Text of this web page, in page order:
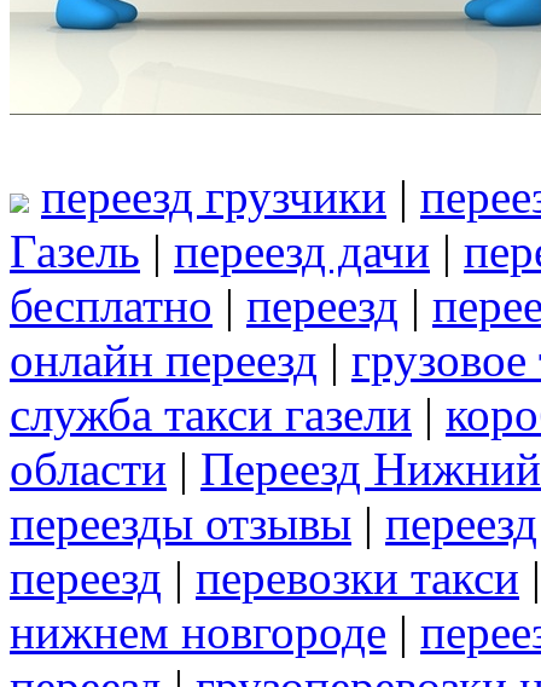
переезд грузчики |
Газель | переезд дачи |
бесплатно | переезд |
онлайн переезд | грузовое
служба такси газели |
области | Переезд
переезды отзывы |
переезд | перевозки такси
нижнем новгороде |